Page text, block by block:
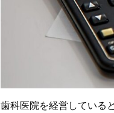
歯科医院を経営している